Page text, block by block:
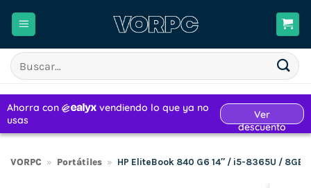
Buscar
por:
VORPC » Portátiles » HP EliteBook 840 G6 14″ / i5-8365U / 8GB